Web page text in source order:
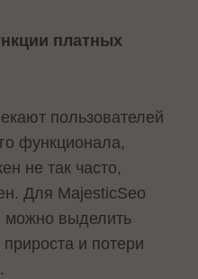
платных
пользователей
функционала,
не так часто,
Для MajesticSeo
можно выделить
и потери